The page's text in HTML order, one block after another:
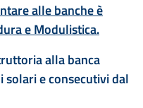
alle banche è
e Modulistica.
alla banca
e consecutivi dal